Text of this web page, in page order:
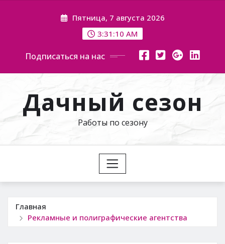
Пятница, 7 августа 2026
3:31:11 AM
Подписаться на нас
Дачный сезон
Работы по сезону
Главная
Рекламные и полиграфические агентства